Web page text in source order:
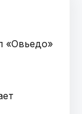
«Овьедо»